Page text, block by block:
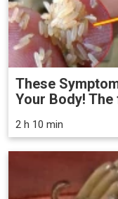
These
Your Body!
2 h 10 min